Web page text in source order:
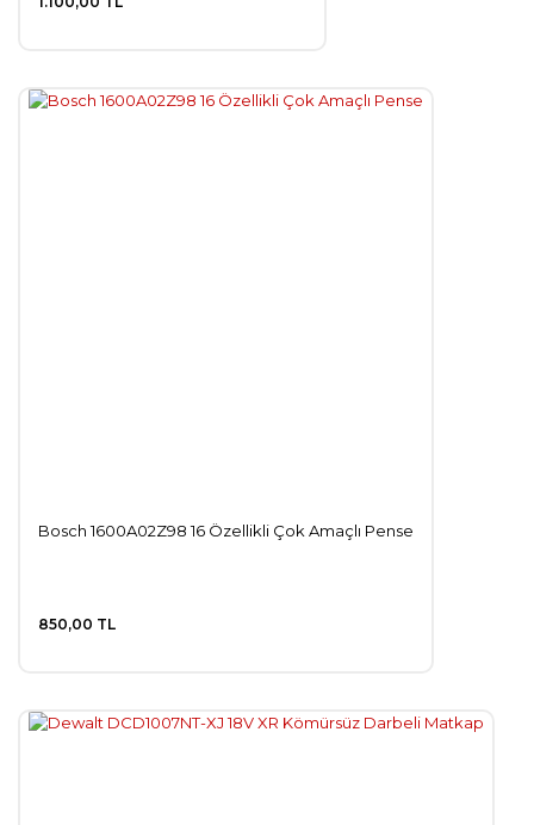
Bosch 1600A02Z98 16 Özellikli Çok Amaçlı Pense
850,00 TL